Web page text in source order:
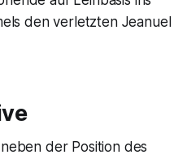
den verletzten Jeanuel
der Position des